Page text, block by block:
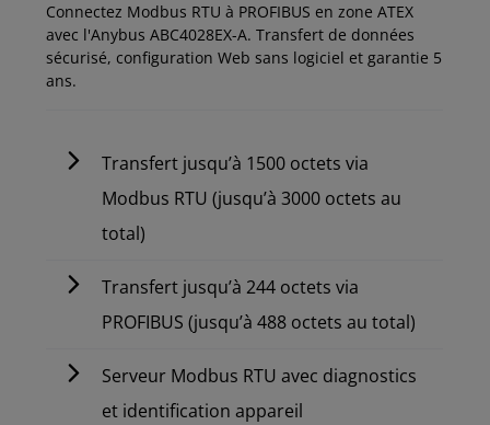
Connectez Modbus RTU à PROFIBUS en zone ATEX
avec l'Anybus ABC4028EX-A. Transfert de données
sécurisé, configuration Web sans logiciel et garantie 5
ans.
Transfert jusqu’à 1500 octets via
Modbus RTU (jusqu’à 3000 octets au
total)
Transfert jusqu’à 244 octets via
PROFIBUS (jusqu’à 488 octets au total)
Serveur Modbus RTU avec diagnostics
et identification appareil